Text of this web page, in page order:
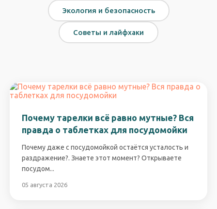
Экология и безопасность
Советы и лайфхаки
Почему тарелки всё равно мутные? Вся
правда о таблетках для посудомойки
Почему даже с посудомойкой остаётся усталость и
раздражение?. Знаете этот момент? Открываете
посудом...
05 августа 2026